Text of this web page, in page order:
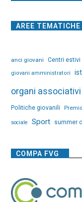
AREE TEMATICHE
anci giovani Centri estivi
giovani amministratori
organi associativi
Politiche giovanili
sociale Sport summer
COMPA FVG